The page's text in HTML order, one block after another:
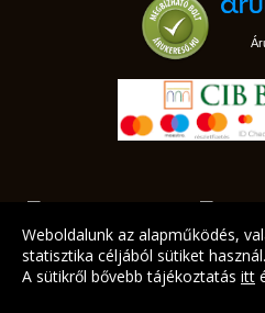
Weboldalunk az alapműködés,
statisztika céljából sütiket használ.
A sütikről bővebb tájékoztatás itt